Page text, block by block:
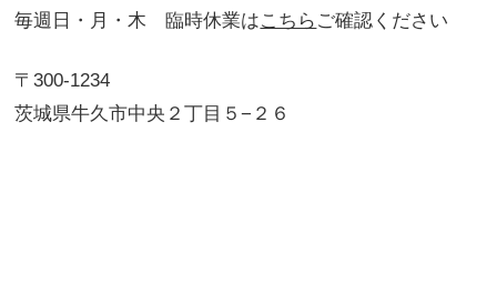
毎週日・月・木 臨時休業はこちら ご確認ください
〒300-1234
茨城県牛久市中央２丁目５−２６